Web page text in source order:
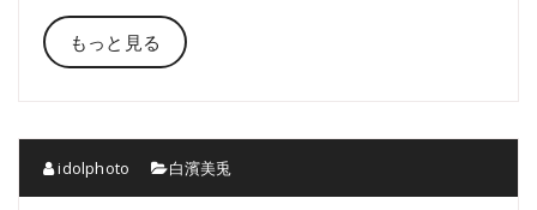
もっと見る
idolphoto 白濱美兎